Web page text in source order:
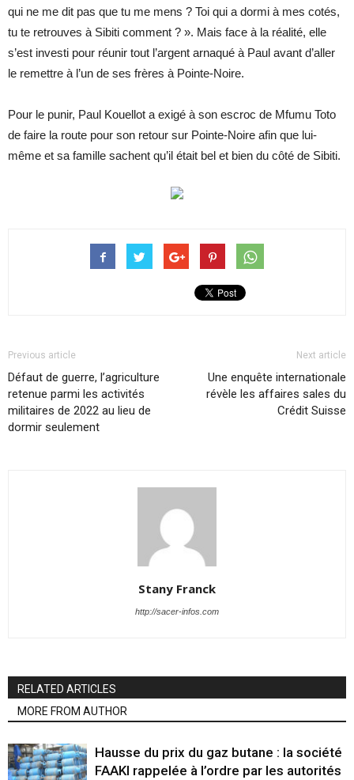
qui ne me dit pas que tu me mens ? Toi qui a dormi à mes cotés,
tu te retrouves à Sibiti comment ? ». Mais face à la réalité, elle
s’est investi pour réunir tout l’argent arnaqué à Paul avant d’aller
le remettre à l’un de ses frères à Pointe-Noire.
Pour le punir, Paul Kouellot a exigé à son escroc de Mfumu Toto
de faire la route pour son retour sur Pointe-Noire afin que lui-
même et sa famille sachent qu’il était bel et bien du côté de Sibiti.
Previous article
Défaut de guerre, l’agriculture
retenue parmi les activités
militaires de 2022 au lieu de
dormir seulement
Next article
Une enquête internationale
révèle les affaires sales du
Crédit Suisse
Stany Franck
http://sacer-infos.com
RELATED ARTICLES
MORE FROM AUTHOR
Hausse du prix du gaz butane : la société
FAAKI rappelée à l’ordre par les autorités